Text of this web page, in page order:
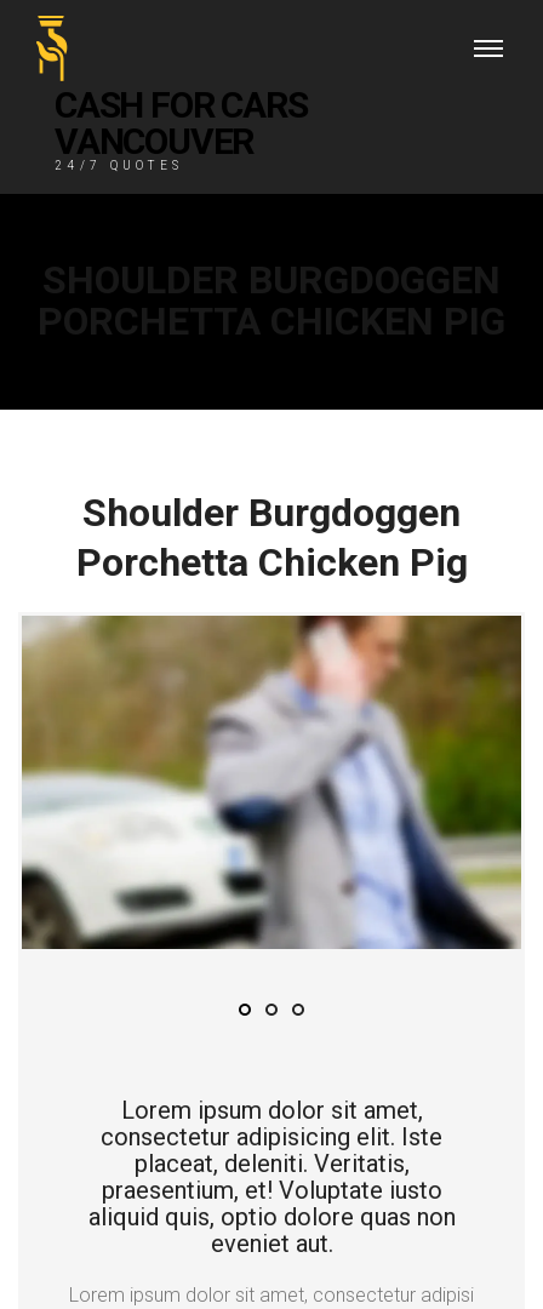
CASH FOR CARS
VANCOUVER
24/7 QUOTES
SHOULDER BURGDOGGEN
PORCHETTA CHICKEN PIG
Shoulder Burgdoggen
Porchetta Chicken Pig
Lorem ipsum dolor sit amet,
consectetur adipisicing elit. Iste
placeat, deleniti. Veritatis,
praesentium, et! Voluptate iusto
aliquid quis, optio dolore quas non
eveniet aut.
Lorem ipsum dolor sit amet, consectetur adipisi